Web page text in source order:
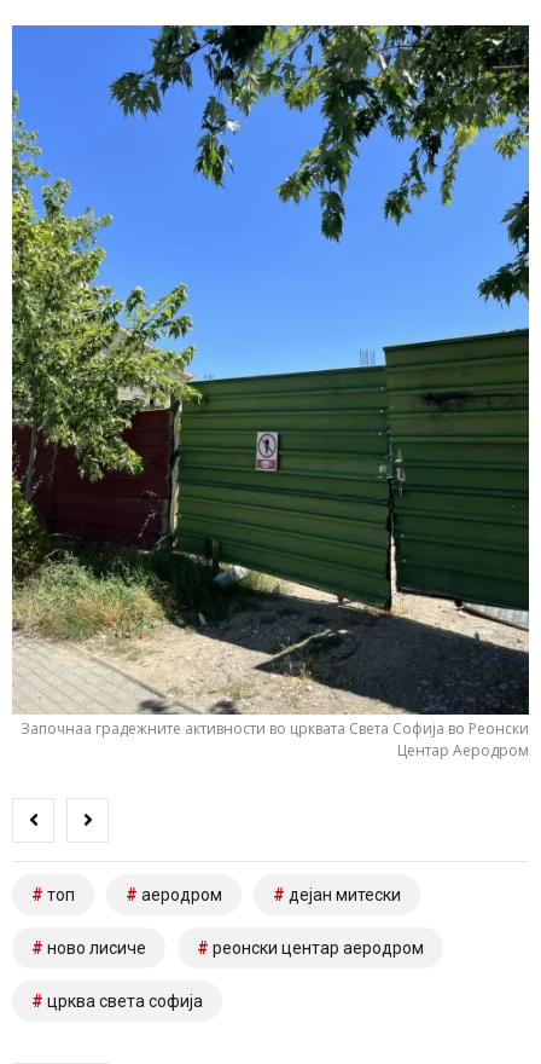
Започнаа градежните активности во црквата Света Софија во Реонски
Центар Аеродром
топ аеродром дејан митески
ново лисиче реонски центар аеродром
црква света софија